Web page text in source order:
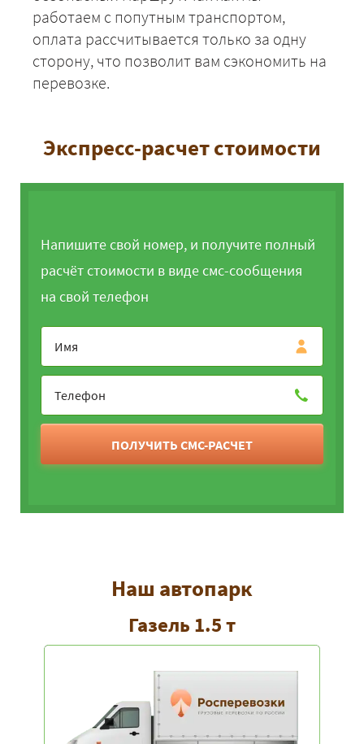
работаем с попутным транспортом,
оплата рассчитывается только за одну
сторону, что позволит вам сэкономить на
перевозке.
Экспресс-расчет стоимости
Напишите свой номер, и получите полный
расчёт стоимости в виде смс-сообщения
на свой телефон
ПОЛУЧИТЬ СМС-РАСЧЕТ
Наш автопарк
Газель 1.5 т